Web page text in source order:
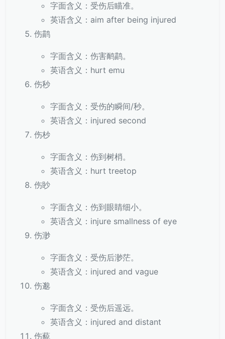
字面含义：受伤后瞄准。
英语含义：aim after being injured
伤鹋
字面含义：伤害鸸鹋。
英语含义：hurt emu
伤秒
字面含义：受伤的瞬间/秒。
英语含义：injured second
伤杪
字面含义：伤到树梢。
英语含义：hurt treetop
伤眇
字面含义：伤到眼睛细小。
英语含义：injure smallness of eye
伤渺
字面含义：受伤后渺茫。
英语含义：injured and vague
伤邈
字面含义：受伤后遥远。
英语含义：injured and distant
伤藐